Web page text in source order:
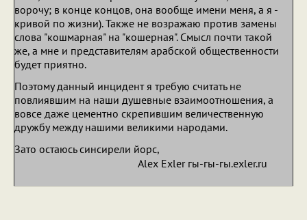
ворочу; в конце концов, она вообще имени меня, а я -
кривой по жизни). Также не возражаю против замены
слова "кошмарная" на "кошерная". Смысл почти такой
же, а мне и представителям арабской общественности
будет приятно.
Поэтому данный инцидент я требую считать не
повлиявшим на наши душевные взаимоотношения, а
вовсе даже цементно скрепившим величественную
дружбу между нашими великими народами.
Зато остаюсь синсирели йорс,
Alex Exler гы-гы-гы.exler.ru